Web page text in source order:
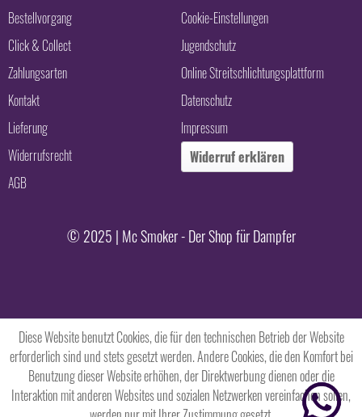
Bestellvorgang
Click & Collect
Zahlungsarten
Kontakt
Lieferung
Widerrufsrecht
AGB
Cookie-Einstellungen
Jugendschutz
Online Streitschlichtungsplattform
Datenschutz
Impressum
Widerruf erklären
© 2025 | Mc Smoker - Der Shop für Dampfer
Diese Website benutzt Cookies, die für den technischen Betrieb der Website
erforderlich sind und stets gesetzt werden. Andere Cookies, die den Komfort bei
Benutzung dieser Website erhöhen, der Direktwerbung dienen oder die
Interaktion mit anderen Websites und sozialen Netzwerken vereinfachen sollen,